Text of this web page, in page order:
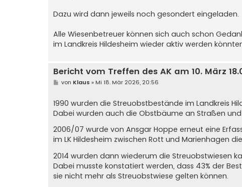
Dazu wird dann jeweils noch gesondert eingeladen.
Alle Wiesenbetreuer können sich auch schon
im Landkreis Hildesheim wieder aktiv werden
Bericht vom Treffen des AK am 10. März
B
t
r
a
von Klaus » Mi 18. Mär 2026, 20:56
1990 wurden die Streuobstbestände im Landkreis
Dabei wurden auch die Obstbäume an Straßen
2006/07 wurde von Ansgar Hoppe erneut eine
im LK Hildesheim zwischen Rott und Marienhagen
2014 wurden dann wiederum die Streuobstwiesen
Dabei musste konstatiert werden, dass 43% der
sie nicht mehr als Streuobstwiese gelten können.